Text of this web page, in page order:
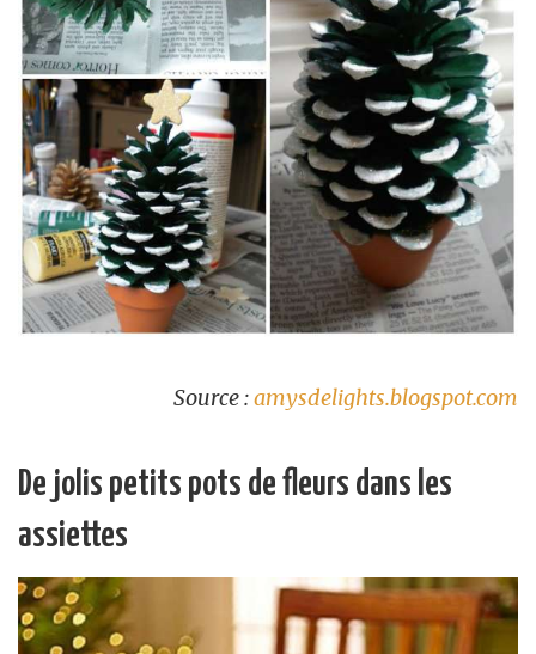
Source :amysdelights.blogspot.com
De jolis petits pots de fleurs dans les
assiettes